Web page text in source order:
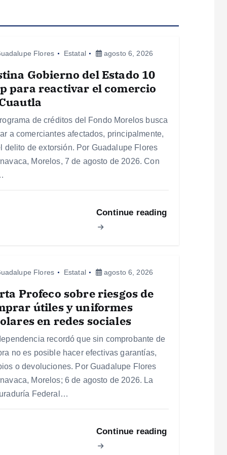
Flores Estatal agosto 6, 2026
Gobierno del Estado 10
para reactivar el comercio
de créditos del Fondo Morelos busca
a comerciantes afectados, principalmente,
delito de extorsión. Por Guadalupe Flores
Morelos, 7 de agosto de 2026. Con
Continue reading
Flores Estatal agosto 6, 2026
Profeco sobre riesgos de
útiles y uniformes
en redes sociales
recordó que sin comprobante de
no es posible hacer efectivas garantías,
o devoluciones. Por Guadalupe Flores
Morelos; 6 de agosto de 2026. La
Federal…
Continue reading